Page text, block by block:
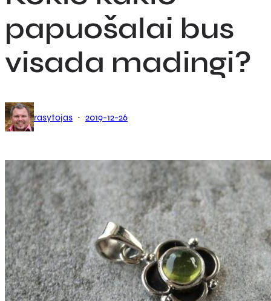
papuošalai bus
visada madingi?
rasytojas · 2019-12-26